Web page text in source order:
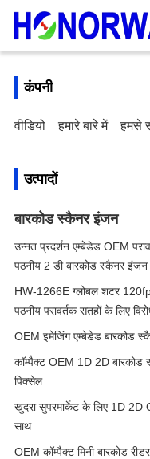
कंपनी
वीडियो हमारे बारे में हमसे
उत्पादों
बारकोड स्कैनर इंजन
उन्नत प्रदर्शन एम्बेडेड OEM
पठनीय 2 डी बारकोड स्कैनर इंजन
HW-1266E ग्लोबल शटर
पठनीय परावर्तक सतहों के लिए
OEM इमेजिंग एम्बेडेड बारकोड
कॉम्पैक्ट OEM 1D 2D
पिक्सेल
खुदरा सुपरमार्केट के लिए 1D
साथ
OEM कॉम्पैक्ट मिनी बारकोड